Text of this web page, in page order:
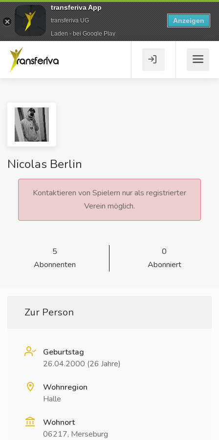
Nicolas Berlin
Kontaktieren von Spielern nur als registrierter
Verein möglich.
5
Abonnenten
0
Abonniert
Zur Person
Geburtstag
26.04.2000 (26 Jahre)
Wohnregion
Halle
Wohnort
06217, Merseburg
transferiva App
transferiva UG
Laden - bei Google Play
Anzeigen